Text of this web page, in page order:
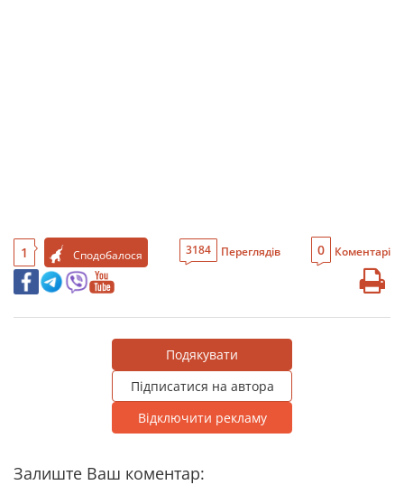
1 Сподобалося 3184 Переглядів 0 Коментарі
Подякувати
Підписатися на автора
Відключити рекламу
Залиште Ваш коментар: